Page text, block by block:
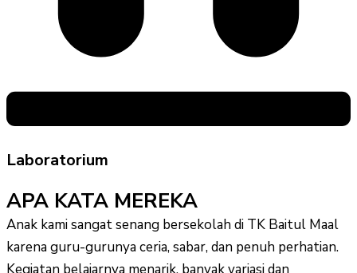
Laboratorium
APA KATA MEREKA
Anak kami sangat senang bersekolah di TK Baitul Maal
karena guru-gurunya ceria, sabar, dan penuh perhatian.
Kegiatan belajarnya menarik, banyak variasi dan